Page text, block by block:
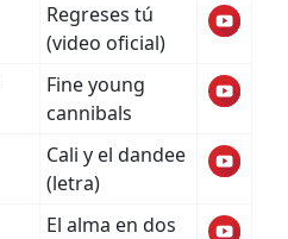
Regreses tú
(video oficial)
Fine young
cannibals
Cali y el dandee
(letra)
El alma en dos